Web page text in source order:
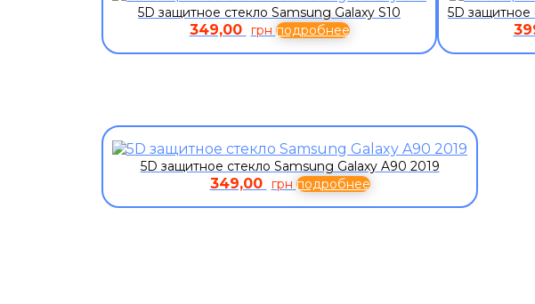
5D защитное стекло Samsung Galaxy S10
349,00 грн подробнее
5D защитное
5D защитное стекло Samsung Galaxy A90 2019
349,00 грн подробнее